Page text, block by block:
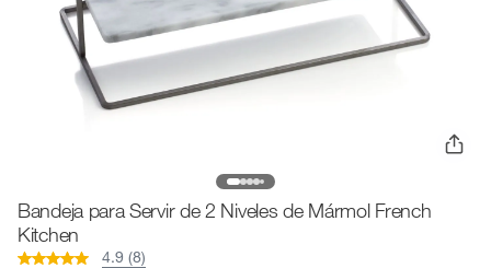
Bandeja para Servir de 2 Niveles de Mármol French
Kitchen
4.9 (8)